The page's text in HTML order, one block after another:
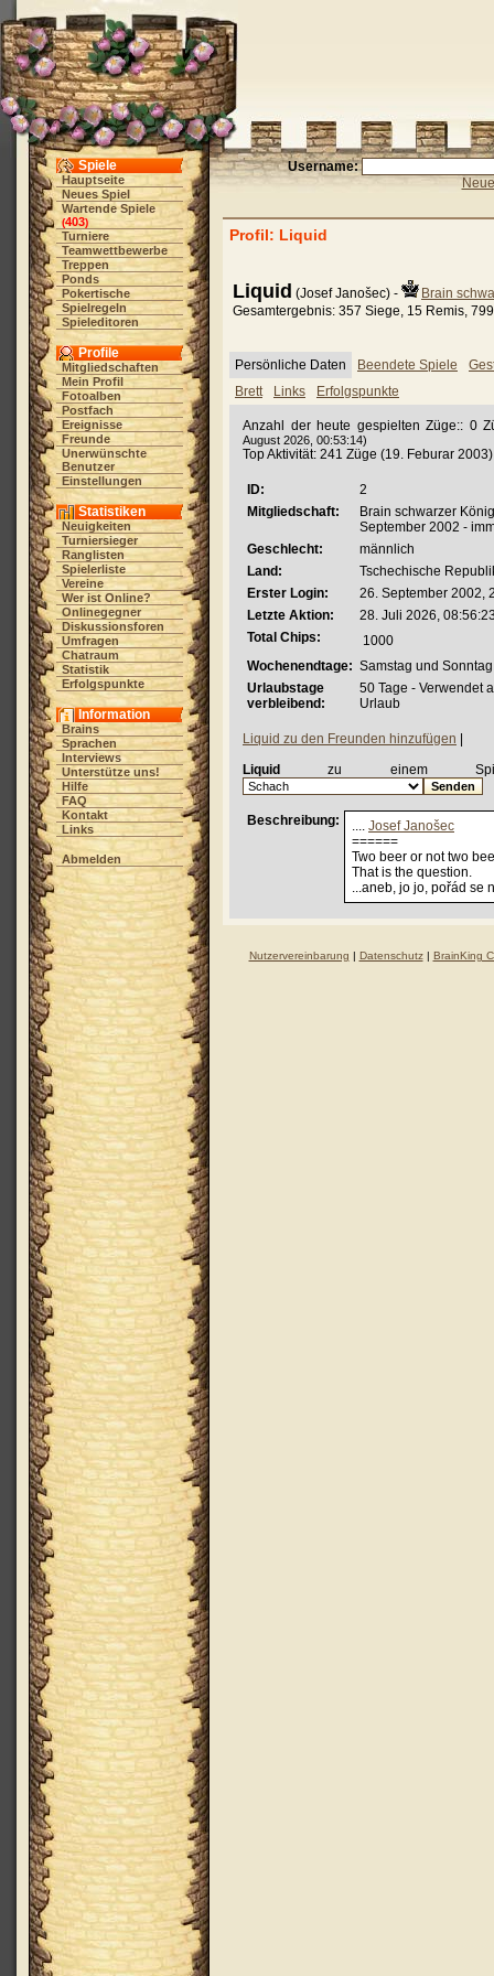
Spiele
Hauptseite
Neues Spiel
Wartende Spiele
(403)
Turniere
Teamwettbewerbe
Treppen
Ponds
Pokertische
Spielregeln
Spieleditoren
Profile
Mitgliedschaften
Mein Profil
Fotoalben
Postfach
Ereignisse
Freunde
Unerwünschte
Benutzer
Einstellungen
Statistiken
Neuigkeiten
Turniersieger
Ranglisten
Spielerliste
Vereine
Wer ist Online?
Onlinegegner
Diskussionsforen
Umfragen
Chatraum
Statistik
Erfolgspunkte
Information
Brains
Sprachen
Interviews
Unterstütze uns!
Hilfe
FAQ
Kontakt
Links
Abmelden
Username:
Profil: Liquid
Liquid (Josef Janošec) -
Brain
Gesamtergebnis: 357 Siege, 15 Remis,
Persönliche Daten Beendete Spiele
Brett
Links Erfolgspunkte
Anzahl der heute gespielten Züge:: 0
August 2026, 00:53:14)
Top Aktivität: 241 Züge (19. Feburar 2003)
ID:
2
Mitgliedschaft:
Brain schwarzer
September 2002 -
Geschlecht:
männlich
Land:
Tschechische
Erster Login:
26. September 2002,
Letzte Aktion:
28. Juli 2026,
Total Chips:
1000
Wochenendtage: Samstag und Sonntag
Urlaubstage
verbleibend:
50 Tage - Verwendet
Urlaub
Liquid zu den Freunden hinzufügen
Liquid
zu einem Spiel
Beschreibung: .... Josef Janošec
======
Two beer or not two
That is the question.
...aneb, jo jo, pořád se
Nutzervereinbarung | Datenschutz| BrainKing